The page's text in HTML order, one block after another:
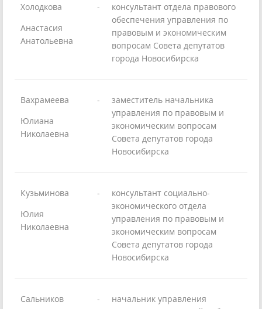
Холодкова
Анастасия
Анатольевна
-
консультант отдела правового
обеспечения управления по
правовым и экономическим
вопросам Совета депутатов
города Новосибирска
Вахрамеева
Юлиана
Николаевна
-
заместитель начальника
управления по правовым и
экономическим вопросам
Совета депутатов города
Новосибирска
Кузьминова
Юлия
Николаевна
-
консультант социально-
экономического отдела
управления по правовым и
экономическим вопросам
Совета депутатов города
Новосибирска
Сальников -
начальник управления